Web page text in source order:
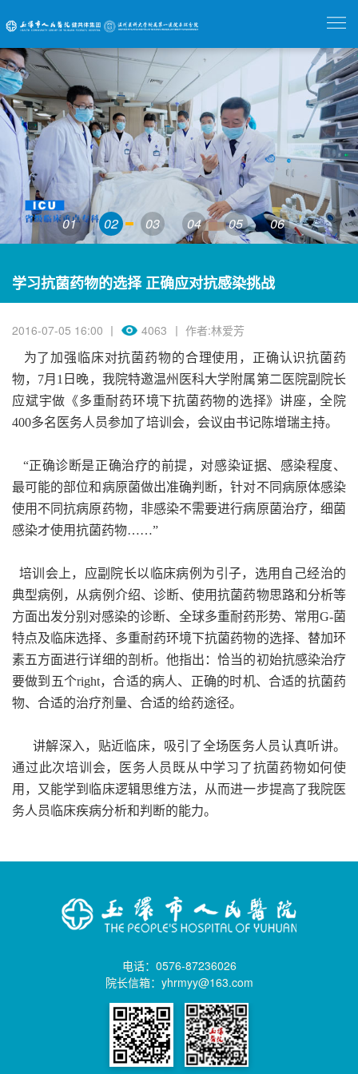
01 02 03 04 05 06
学习抗菌药物的选择 正确应对抗感染挑战
2016-07-05 16:00 丨 4063 丨 作者:林爱芳
为了加强临床对抗菌药物的合理使用，正确认识抗菌药
物，7月1日晚，我院特邀温州医科大学附属第二医院副院长
应斌宇做《多重耐药环境下抗菌药物的选择》讲座，全院
400多名医务人员参加了培训会，会议由书记陈增瑞主持。
“正确诊断是正确治疗的前提，对感染证据、感染程度、
最可能的部位和病原菌做出准确判断，针对不同病原体感染
使用不同抗病原药物，非感染不需要进行病原菌治疗，细菌
感染才使用抗菌药物……”
培训会上，应副院长以临床病例为引子，选用自己经治的
典型病例，从病例介绍、诊断、使用抗菌药物思路和分析等
方面出发分别对感染的诊断、全球多重耐药形势、常用G-菌
特点及临床选择、多重耐药环境下抗菌药物的选择、替加环
素五方面进行详细的剖析。他指出：恰当的初始抗感染治疗
要做到五个right，合适的病人、正确的时机、合适的抗菌药
物、合适的治疗剂量、合适的给药途径。
讲解深入，贴近临床，吸引了全场医务人员认真听讲。
通过此次培训会，医务人员既从中学习了抗菌药物如何使
用，又能学到临床逻辑思维方法，从而进一步提高了我院医
务人员临床疾病分析和判断的能力。
电话：0576-87236026
院长信箱：yhrmyy@163.com